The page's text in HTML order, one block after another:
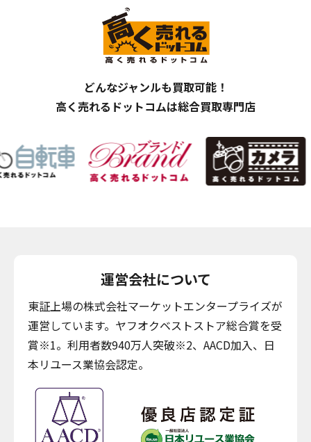
どんなジャンルも買取可能！
高く売れるドットコムは総合買取専門店
運営会社について
東証上場の株式会社マーケットエンタープライズが
運営しています。ヤフオクベストストア総合賞を受
賞※1。利用者数940万人突破※2、AACD加入、日
本リユース業協会認定。